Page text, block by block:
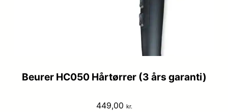
Beurer HC050 Hårtørrer (3 års garanti)
449,00 kr.